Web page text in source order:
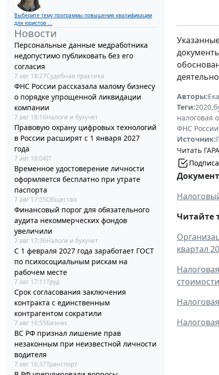
Выберите тему программы повышения квалификации
для юристов ...
Новости
Персональные данные медработника
недопустимо публиковать без его
согласия
7 авг 18:27Судебная практика
ФНС России рассказала малому бизнесу
о порядке упрощенной ликвидации
компании
7 авг 18:16Налоги и бухучет
Правовую охрану цифровых технологий
в России расширят с 1 января 2027
года
7 авг 18:04IT
Временное удостоверение личности
оформляется бесплатно при утрате
паспорта
7 авг 17:55Общество
Финансовый порог для обязательного
аудита некоммерческих фондов
увеличили
7 авг 17:36Налоги и бухучет
С 1 февраля 2027 года заработает ГОСТ
по психосоциальным рискам на
рабочем месте
7 авг 17:11Труд
Срок согласования заключения
контракта с единственным
контрагентом сократили
7 авг 16:55Бизнес
ВС РФ признал лишение прав
незаконным при неизвестной личности
водителя
7 авг 16:37Транспорт
Авторы:
Теги:2020,
налоговая
ФНС России
Источник:
Читать
Читайте
квартал
стоимости